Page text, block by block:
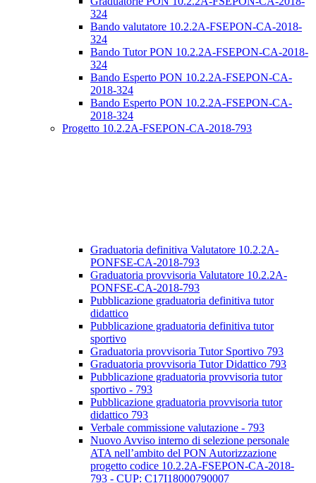
324
Bando valutatore 10.2.2A-FSEPON-CA-2018-
324
Bando Tutor PON 10.2.2A-FSEPON-CA-2018-
324
Bando Esperto PON 10.2.2A-FSEPON-CA-
2018-324
Bando Esperto PON 10.2.2A-FSEPON-CA-
2018-324
Progetto 10.2.2A-FSEPON-CA-2018-793
Graduatoria definitiva Valutatore 10.2.2A-
PONFSE-CA-2018-793
Graduatoria provvisoria Valutatore 10.2.2A-
PONFSE-CA-2018-793
Pubblicazione graduatoria definitiva tutor
didattico
Pubblicazione graduatoria definitiva tutor
sportivo
Graduatoria provvisoria Tutor Sportivo 793
Graduatoria provvisoria Tutor Didattico 793
Pubblicazione graduatoria provvisoria tutor
sportivo - 793
Pubblicazione graduatoria provvisoria tutor
didattico 793
Verbale commissione valutazione - 793
Nuovo Avviso interno di selezione personale
ATA nell’ambito del PON Autorizzazione
progetto codice 10.2.2A-FSEPON-CA-2018-
793 - CUP: C17I18000790007